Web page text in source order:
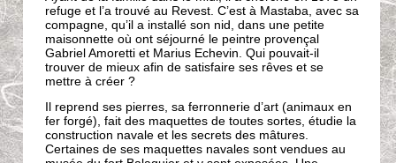
refuge et l’a trouvé au Revest. C’est à Mastaba, avec sa
compagne, qu’il a installé son nid, dans une petite
maisonnette où ont séjourné le peintre provençal
Gabriel Amoretti et Marius Echevin. Qui pouvait-il
trouver de mieux afin de satisfaire ses rêves et se
mettre à créer ?
Il reprend ses pierres, sa ferronnerie d’art (animaux en
fer forgé), fait des maquettes de toutes sortes, étudie la
construction navale et les secrets des mâtures.
Certaines de ses maquettes navales sont vendues au